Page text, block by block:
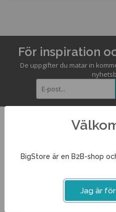
För inspiration
De uppgifter du matar in
Följ oss
BigStore är en B2B-shop
Jag är